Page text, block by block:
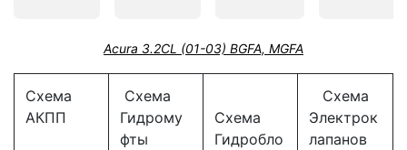
Acura 3.2CL (01-03) BGFA, MGFA
Схема
АКПП
Схема
Гидрому
фты
Схема
Гидробло
Схема
Электрок
лапанов